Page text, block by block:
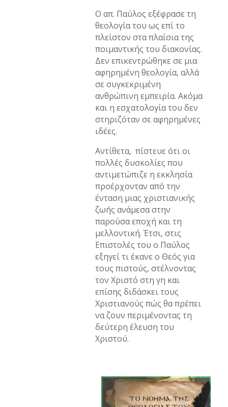
Ο απ. Παύλος εξέφρασε τη
θεολογία του ως επί το
πλείστον στα πλαίσια της
ποιμαντικής του διακονίας.
Δεν επικεντρώθηκε σε μια
αφηρημένη θεολογία, αλλά
σε συγκεκριμένη
ανθρώπινη εμπειρία. Ακόμα
και η εσχατολογία του δεν
στηριζόταν σε αφηρημένες
ιδέες.
Αντίθετα, πίστευε ότι οι
πολλές δυσκολίες που
αντιμετώπιζε η εκκλησία
προέρχονταν από την
ένταση μιας χριστιανικής
ζωής ανάμεσα στην
παρούσα εποχή και τη
μελλοντική. Έτσι, στις
Επιστολές του ο Παύλος
εξηγεί τι έκανε ο Θεός για
τους πιστούς, στέλνοντας
τον Χριστό στη γη και
επίσης διδάσκει τους
Χριστιανούς πώς θα πρέπει
να ζουν περιμένοντας τη
δεύτερη έλευση του
Χριστού.